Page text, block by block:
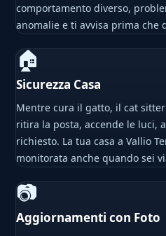
comportamento diverso,
anomalie e ti avvisa prima che
🏠
Sicurezza Casa
Mentre cura il gatto, il cat
ritira la posta, accende le luci,
richiesto. La tua casa a Vallio
monitorata anche quando sei
📷
Aggiornamenti con Foto